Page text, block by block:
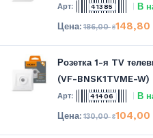
41385 В
186,00₴148,80
Розетка 1-я TV
(VF-BNSK1TVME-W)
41406 В
130,00₴104,00